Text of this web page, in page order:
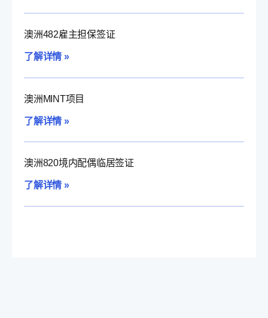
澳洲482雇主担保签证
了解详情 »
澳洲MINT项目
了解详情 »
澳洲820境内配偶临居签证
了解详情 »